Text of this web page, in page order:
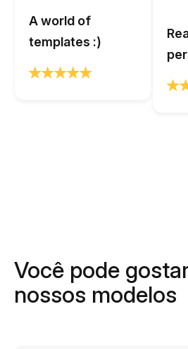
A world of
templates :)
Você pode
nossos modelos